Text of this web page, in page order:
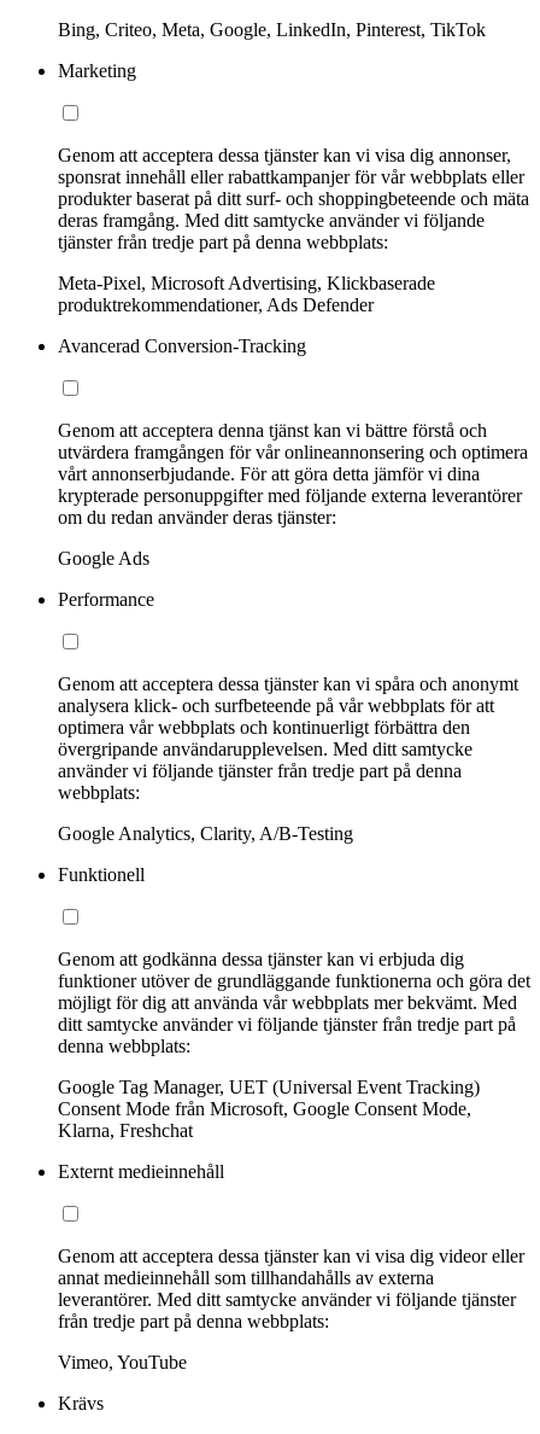
Bing, Criteo, Meta, Google, LinkedIn, Pinterest, TikTok
Marketing
Genom att acceptera dessa tjänster kan vi visa dig annonser,
sponsrat innehåll eller rabattkampanjer för vår webbplats eller
produkter baserat på ditt surf- och shoppingbeteende och mäta
deras framgång. Med ditt samtycke använder vi följande
tjänster från tredje part på denna webbplats:
Meta-Pixel, Microsoft Advertising, Klickbaserade
produktrekommendationer, Ads Defender
Avancerad Conversion-Tracking
Genom att acceptera denna tjänst kan vi bättre förstå och
utvärdera framgången för vår onlineannonsering och optimera
vårt annonserbjudande. För att göra detta jämför vi dina
krypterade personuppgifter med följande externa leverantörer
om du redan använder deras tjänster:
Google Ads
Performance
Genom att acceptera dessa tjänster kan vi spåra och anonymt
analysera klick- och surfbeteende på vår webbplats för att
optimera vår webbplats och kontinuerligt förbättra den
övergripande användarupplevelsen. Med ditt samtycke
använder vi följande tjänster från tredje part på denna
webbplats:
Google Analytics, Clarity, A/B-Testing
Funktionell
Genom att godkänna dessa tjänster kan vi erbjuda dig
funktioner utöver de grundläggande funktionerna och göra det
möjligt för dig att använda vår webbplats mer bekvämt. Med
ditt samtycke använder vi följande tjänster från tredje part på
denna webbplats:
Google Tag Manager, UET (Universal Event Tracking)
Consent Mode från Microsoft, Google Consent Mode,
Klarna, Freshchat
Externt medieinnehåll
Genom att acceptera dessa tjänster kan vi visa dig videor eller
annat medieinnehåll som tillhandahålls av externa
leverantörer. Med ditt samtycke använder vi följande tjänster
från tredje part på denna webbplats:
Vimeo, YouTube
Krävs